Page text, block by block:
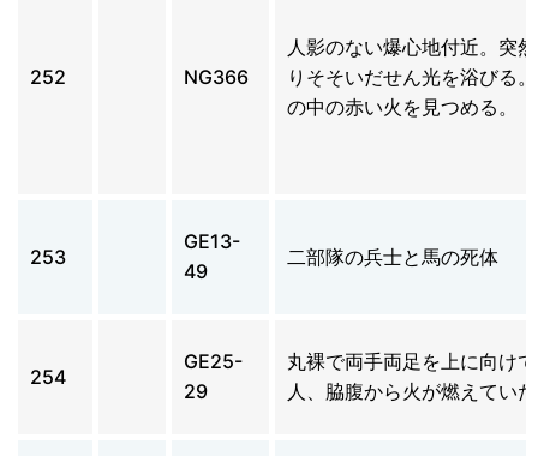
252 NG366
人影のない爆心地付近。突
りそそいだせん光を浴びる
の中の赤い火を見つめる。
253
GE13-
49
二部隊の兵士と馬の死体
254
GE25-
29
丸裸で両手両足を上に向け
人、脇腹から火が燃えていた